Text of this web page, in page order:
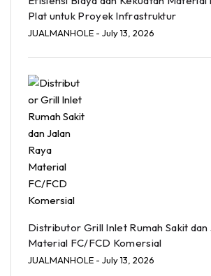
Plat untuk Proyek Infrastruktur
JUALMANHOLE - July 13, 2026
Distributor Grill Inlet Rumah Sakit dan
Material FC/FCD Komersial
JUALMANHOLE - July 13, 2026